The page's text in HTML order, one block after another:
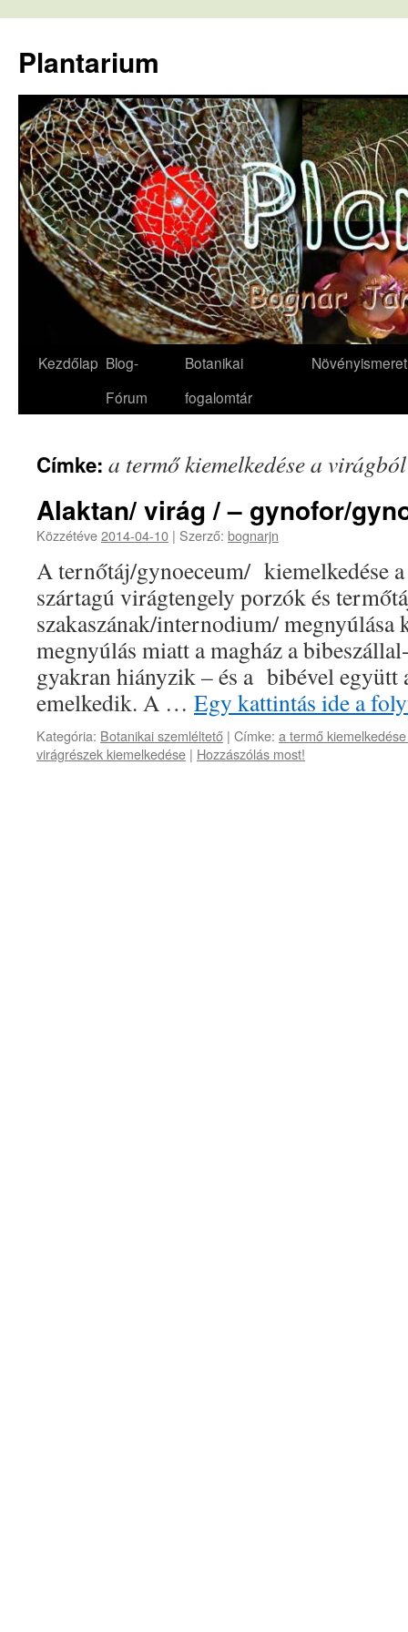
tartalomba
Plantarium
Kezdőlap Blog-
Fórum
Botanikai
fogalomtár
Növényismeret
Címke: a termő kiemelkedése a virágból
Alaktan/ virág / – gynofor/
Közzétéve2014-04-10 | Szerző: bognarjn
A ternőtáj/gynoeceum/ kiemelkedése
szártagú virágtengely porzók és
szakaszának/internodium/ megnyúlása
megnyúlás miatt a magház a
gyakran hiányzik – és a bibével együtt
emelkedik. A … Egy kattintás ide a
Kategória: Botanikai szemléltető | Címke: a termő
virágrészek kiemelkedése | Hozzászólás most!